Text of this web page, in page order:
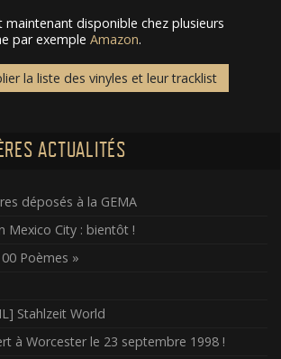
maintenant disponible chez plusieurs
par exemple Amazon.
la liste des vinyles et leur tracklist
ACTUALITÉS
déposés à la GEMA
Mexico City : bientôt !
Poèmes »
Stahlzeit World
à Worcester le 23 septembre 1998 !